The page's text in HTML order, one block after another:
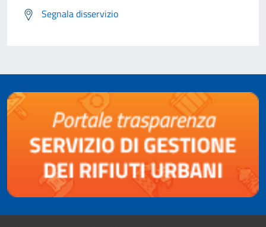
Segnala disservizio